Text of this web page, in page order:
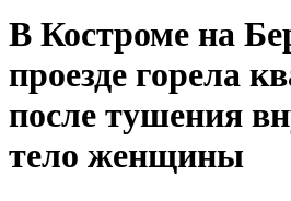
В Костроме на
проезде горела
после тушения
тело женщины